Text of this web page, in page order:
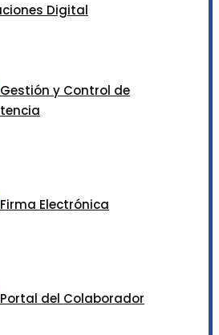
Digital
Gestión y Control de
Firma Electrónica
Portal del Colaborador